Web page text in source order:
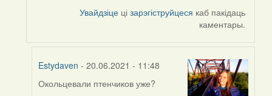
Увайдзіце цізарэгіструйцеся каб пакідаць
каментары.
Estydaven - 20.06.2021 - 11:48
In
Окольцевали птенчиков уже?